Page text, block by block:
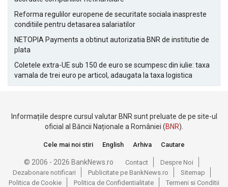
Reforma regulilor europene de securitate sociala inaspreste
conditiile pentru detasarea salariatilor
NETOPIA Payments a obtinut autorizatia BNR de institutie de
plata
Coletele extra-UE sub 150 de euro se scumpesc din iulie: taxa
vamala de trei euro pe articol, adaugata la taxa logistica
Informațiile despre cursul valutar BNR sunt preluate de pe site-ul
oficial al Băncii Naționale a României (BNR).
Cele mai noi stiri English Arhiva Cautare
© 2006 - 2026 BankNews.ro Contact
Despre Noi
Dezabonare notificari
Publicitate pe BankNews.ro
Sitemap
Politica de Cookie
Politica de Confidentialitate Termeni si Conditii